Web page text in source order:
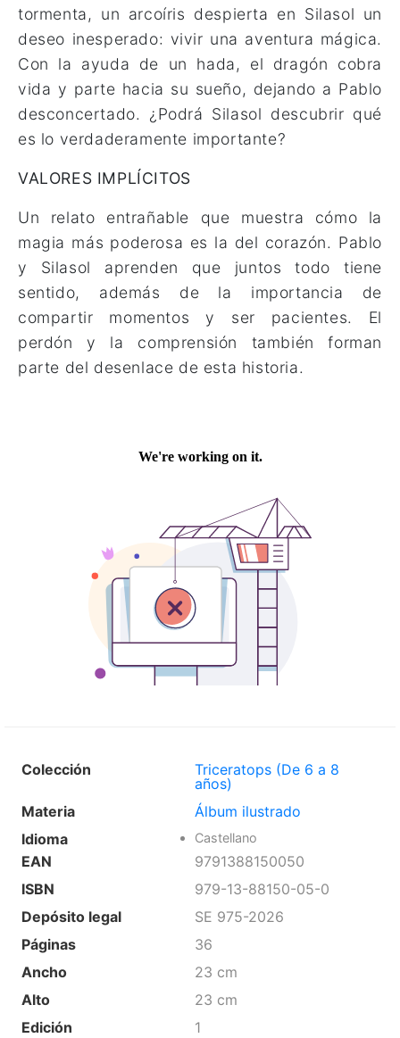
tormenta, un arcoíris despierta en Silasol un
deseo inesperado: vivir una aventura mágica.
Con la ayuda de un hada, el dragón cobra
vida y parte hacia su sueño, dejando a Pablo
desconcertado. ¿Podrá Silasol descubrir qué
es lo verdaderamente importante?
VALORES IMPLÍCITOS
Un relato entrañable que muestra cómo la
magia más poderosa es la del corazón. Pablo
y Silasol aprenden que juntos todo tiene
sentido, además de la importancia de
compartir momentos y ser pacientes. El
perdón y la comprensión también forman
parte del desenlace de esta historia.
Colección
Triceratops (De 6 a 8
años)
Materia
Álbum ilustrado
Idioma
Castellano
EAN
9791388150050
ISBN
979-13-88150-05-0
Depósito legal
SE 975-2026
Páginas
36
Ancho
23 cm
Alto
23 cm
Edición
1